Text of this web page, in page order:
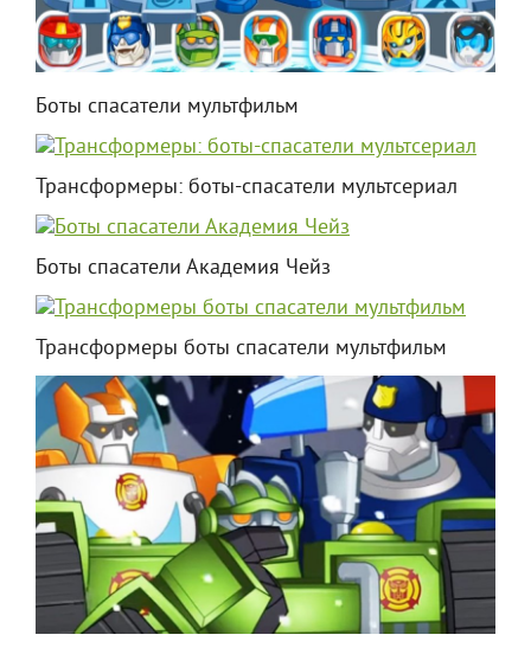
Боты спасатели мультфильм
Трансформеры: боты-спасатели мультсериал
Боты спасатели Академия Чейз
Трансформеры боты спасатели мультфильм